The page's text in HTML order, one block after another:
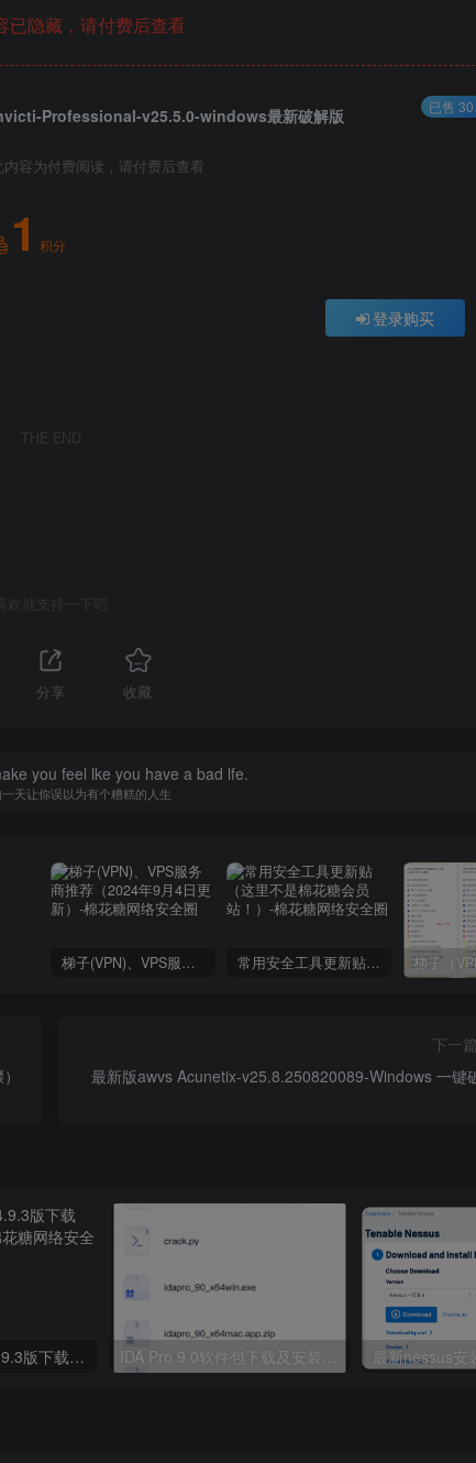
已隐藏，请付费后查看
Professional-v25.5.0-windows最新破解版
内容为付费阅读，请付费后查看
1 积分
登录购买
已售 30
THE END
喜欢就支持一下吧
分享 收藏
you feel lke you have a bad lfe.
天让你误以为有个糟糕的人生
梯子(VPN)、VPS服务商推荐（2024年9月4日更新） 常用安全工具更新贴（这里不是棉花糖会员站！）
下一篇
最新版awvs Acunetix-v25.8.250820089-Windows 一键
C2工具vshell最新4.9.3版下载（带永久license）